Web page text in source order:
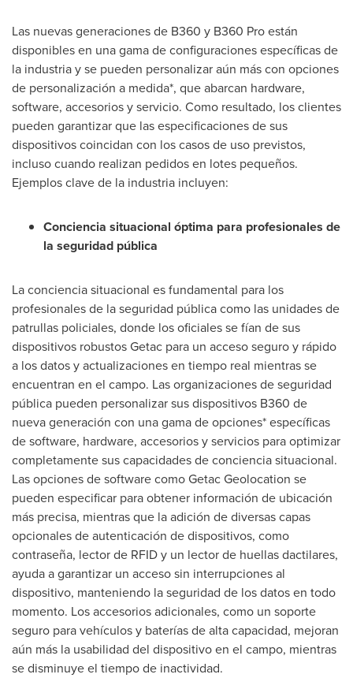
Las nuevas generaciones de B360 y B360 Pro están
disponibles en una gama de configuraciones específicas de
la industria y se pueden personalizar aún más con opciones
de personalización a medida*, que abarcan hardware,
software, accesorios y servicio. Como resultado, los clientes
pueden garantizar que las especificaciones de sus
dispositivos coincidan con los casos de uso previstos,
incluso cuando realizan pedidos en lotes pequeños.
Ejemplos clave de la industria incluyen:
Conciencia situacional óptima para profesionales de
la seguridad pública
La conciencia situacional es fundamental para los
profesionales de la seguridad pública como las unidades de
patrullas policiales, donde los oficiales se fían de sus
dispositivos robustos Getac para un acceso seguro y rápido
a los datos y actualizaciones en tiempo real mientras se
encuentran en el campo. Las organizaciones de seguridad
pública pueden personalizar sus dispositivos B360 de
nueva generación con una gama de opciones* específicas
de software, hardware, accesorios y servicios para optimizar
completamente sus capacidades de conciencia situacional.
Las opciones de software como Getac Geolocation se
pueden especificar para obtener información de ubicación
más precisa, mientras que la adición de diversas capas
opcionales de autenticación de dispositivos, como
contraseña, lector de RFID y un lector de huellas dactilares,
ayuda a garantizar un acceso sin interrupciones al
dispositivo, manteniendo la seguridad de los datos en todo
momento. Los accesorios adicionales, como un soporte
seguro para vehículos y baterías de alta capacidad, mejoran
aún más la usabilidad del dispositivo en el campo, mientras
se disminuye el tiempo de inactividad.